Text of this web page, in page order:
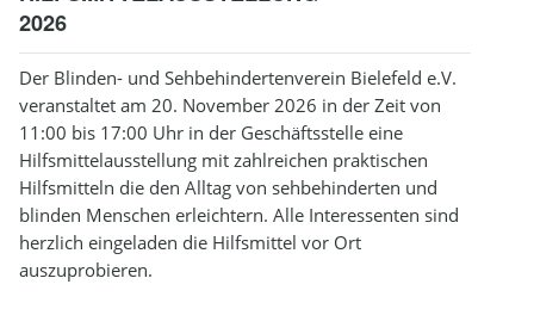
2026
Der Blinden- und Sehbehindertenverein Bielefeld e.V.
veranstaltet am 20. November 2026 in der Zeit von
11:00 bis 17:00 Uhr in der Geschäftsstelle eine
Hilfsmittelausstellung mit zahlreichen praktischen
Hilfsmitteln die den Alltag von sehbehinderten und
blinden Menschen erleichtern. Alle Interessenten sind
herzlich eingeladen die Hilfsmittel vor Ort
auszuprobieren.